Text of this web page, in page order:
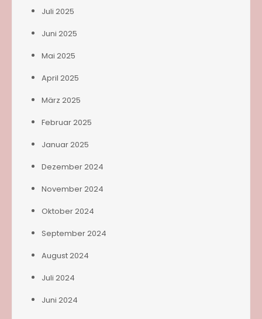
Juli 2025
Juni 2025
Mai 2025
April 2025
März 2025
Februar 2025
Januar 2025
Dezember 2024
November 2024
Oktober 2024
September 2024
August 2024
Juli 2024
Juni 2024